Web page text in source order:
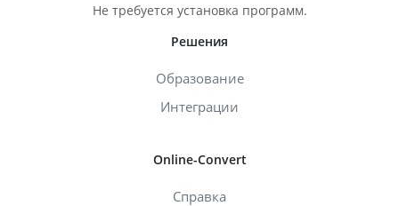
Не требуется установка программ.
Решения
Образование
Интеграции
Online-Convert
Справка